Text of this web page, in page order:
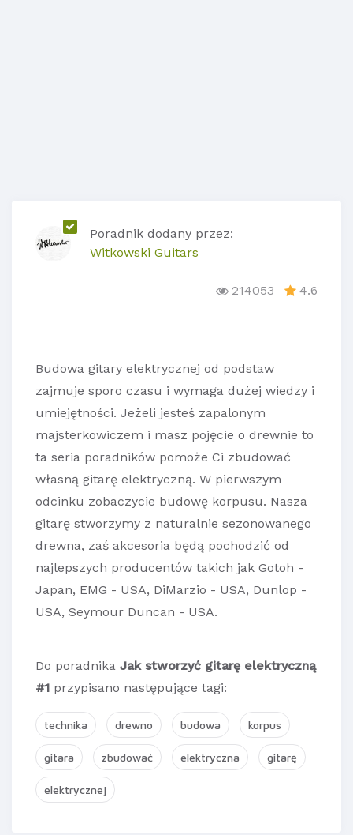
Poradnik dodany przez:
Witkowski Guitars
214053 4.6
Budowa gitary elektrycznej od podstaw
zajmuje sporo czasu i wymaga dużej wiedzy i
umiejętności. Jeżeli jesteś zapalonym
majsterkowiczem i masz pojęcie o drewnie to
ta seria poradników pomoże Ci zbudować
własną gitarę elektryczną. W pierwszym
odcinku zobaczycie budowę korpusu. Nasza
gitarę stworzymy z naturalnie sezonowanego
drewna, zaś akcesoria będą pochodzić od
najlepszych producentów takich jak Gotoh -
Japan, EMG - USA, DiMarzio - USA, Dunlop -
USA, Seymour Duncan - USA.
Do poradnika Jak stworzyć gitarę elektryczną
#1 przypisano następujące tagi:
technika drewno budowa korpus
gitara zbudować elektryczna gitarę
elektrycznej